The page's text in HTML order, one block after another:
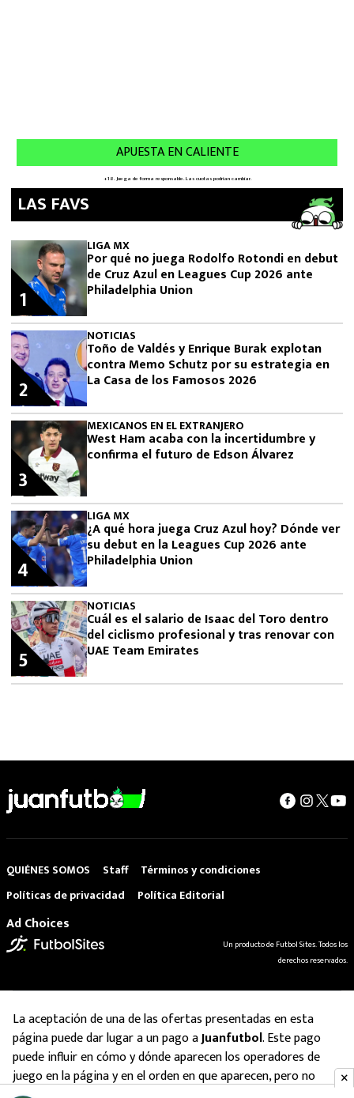
LAS FAVS
LIGA MX
Por qué no juega Rodolfo Rotondi en debut
de Cruz Azul en Leagues Cup 2026 ante
Philadelphia Union
1
NOTICIAS
Toño de Valdés y Enrique Burak explotan
contra Memo Schutz por su estrategia en
La Casa de los Famosos 2026
2
MEXICANOS EN EL EXTRANJERO
West Ham acaba con la incertidumbre y
confirma el futuro de Edson Álvarez
3
LIGA MX
¿A qué hora juega Cruz Azul hoy? Dónde ver
su debut en la Leagues Cup 2026 ante
Philadelphia Union
4
NOTICIAS
Cuál es el salario de Isaac del Toro dentro
del ciclismo profesional y tras renovar con
UAE Team Emirates
5
QUIÉNES SOMOS Staff
Términos y condiciones
Políticas de privacidad
Política Editorial
Ad Choices
Un producto de Futbol Sites. Todos los
derechos reservados.
La aceptación de una de las ofertas presentadas en esta
página puede dar lugar a un pago aJuanfutbol. Este pago
puede influir en cómo y dónde aparecen los operadores de
juego en la página y en el orden en que aparecen, pero no